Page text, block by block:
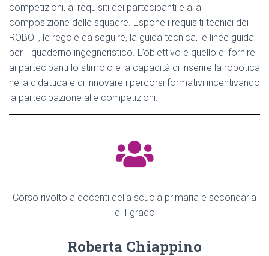
competizioni, ai requisiti dei partecipanti e alla
composizione delle squadre. Espone i requisiti tecnici dei
ROBOT, le regole da seguire, la guida tecnica, le linee guida
per il quaderno ingegneristico. L’obiettivo è quello di fornire
ai partecipanti lo stimolo e la capacità di inserire la robotica
nella didattica e di innovare i percorsi formativi incentivando
la partecipazione alle competizioni.
Corso rivolto a docenti della scuola primaria e secondaria
di I grado
Roberta Chiappino